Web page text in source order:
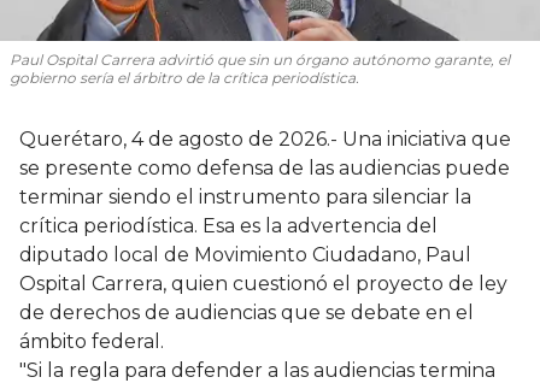
Paul Ospital Carrera advirtió que sin un órgano autónomo garante, el
gobierno sería el árbitro de la crítica periodística.
Querétaro, 4 de agosto de 2026.- Una iniciativa que
se presente como defensa de las audiencias puede
terminar siendo el instrumento para silenciar la
crítica periodística. Esa es la advertencia del
diputado local de Movimiento Ciudadano, Paul
Ospital Carrera, quien cuestionó el proyecto de ley
de derechos de audiencias que se debate en el
ámbito federal.
"Si la regla para defender a las audiencias termina